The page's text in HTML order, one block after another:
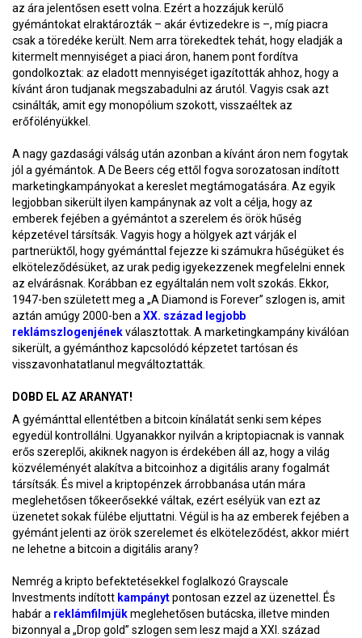
az ára jelentősen esett volna. Ezért a hozzájuk kerülő
gyémántokat elraktározták – akár évtizedekre is –, míg piacra
csak a töredéke került. Nem arra törekedtek tehát, hogy eladják a
kitermelt mennyiséget a piaci áron, hanem pont fordítva
gondolkoztak: az eladott mennyiséget igazították ahhoz, hogy a
kívánt áron tudjanak megszabadulni az árutól. Vagyis csak azt
csinálták, amit egy monopólium szokott, visszaéltek az
erőfölényükkel.
A nagy gazdasági válság után azonban a kívánt áron nem fogytak
jól a gyémántok. A De Beers cég ettől fogva sorozatosan indított
marketingkampányokat a kereslet megtámogatására. Az egyik
legjobban sikerült ilyen kampánynak az volt a célja, hogy az
emberek fejében a gyémántot a szerelem és örök hűség
képzetével társítsák. Vagyis hogy a hölgyek azt várják el
partnerüktől, hogy gyémánttal fejezze ki számukra hűségüket és
elköteleződésüket, az urak pedig igyekezzenek megfelelni ennek
az elvárásnak. Korábban ez egyáltalán nem volt szokás. Ekkor,
1947-ben született meg a „A Diamond is Forever” szlogen is, amit
aztán amúgy 2000-ben aXX. század legjobb
reklámszlogenjénekválasztottak. A marketingkampány kiválóan
sikerült, a gyémánthoz kapcsolódó képzetet tartósan és
visszavonhatatlanul megváltoztatták.
DOBD EL AZ ARANYAT!
A gyémánttal ellentétben a bitcoin kínálatát senki sem képes
egyedül kontrollálni. Ugyanakkor nyilván a kriptopiacnak is vannak
erős szereplői, akiknek nagyon is érdekében áll az, hogy a világ
közvéleményét alakítva a bitcoinhoz a digitális arany fogalmát
társítsák. És mivel a kriptopénzek árrobbanása után mára
meglehetősen tőkeerősekké váltak, ezért esélyük van ezt az
üzenetet sokak fülébe eljuttatni. Végül is ha az emberek fejében a
gyémánt jelenti az örök szerelemet és elköteleződést, akkor miért
ne lehetne a bitcoin a digitális arany?
Nemrég a kripto befektetésekkel foglalkozó Grayscale
Investments indított kampánytpontosan ezzel az üzenettel. És
habár a reklámfilmjükmeglehetősen butácska, illetve minden
bizonnyal a „Drop gold” szlogen sem lesz majd a XXI. század